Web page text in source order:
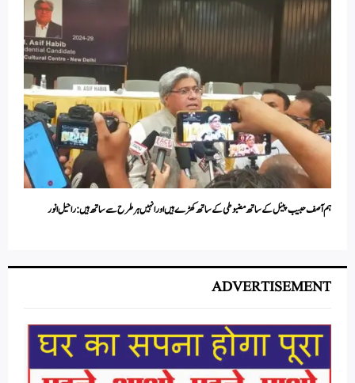
ہم آصف حبیب پینل کے ساتھ مضبوطی کے ساتھ کھڑے ہیں اور انہیں ہر طرح سے ساتھ ہیں:راحیل انور
ADVERTISEMENT